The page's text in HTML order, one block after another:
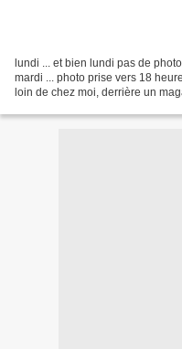
lundi ... et bien lundi pas de
mardi ... photo prise vers 18
loin de chez moi, derrière un